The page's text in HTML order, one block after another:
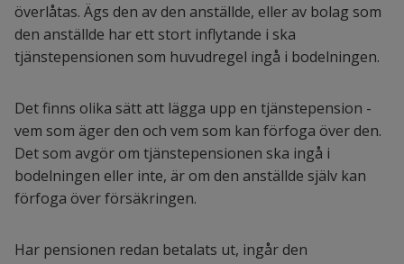
överlåtas. Ägs den av den anställde, eller av bolag som
den anställde har ett stort inflytande i ska
tjänstepensionen som huvudregel ingå i bodelningen.
Det finns olika sätt att lägga upp en tjänstepension -
vem som äger den och vem som kan förfoga över den.
Det som avgör om tjänstepensionen ska ingå i
bodelningen eller inte, är om den anställde själv kan
förfoga över försäkringen.
Har pensionen redan betalats ut, ingår den